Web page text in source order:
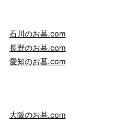
石川のお墓.com
長野のお墓.com
愛知のお墓.com
大阪のお墓.com